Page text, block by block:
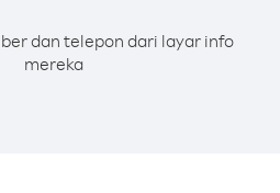
dan telepon dari layar info
mereka